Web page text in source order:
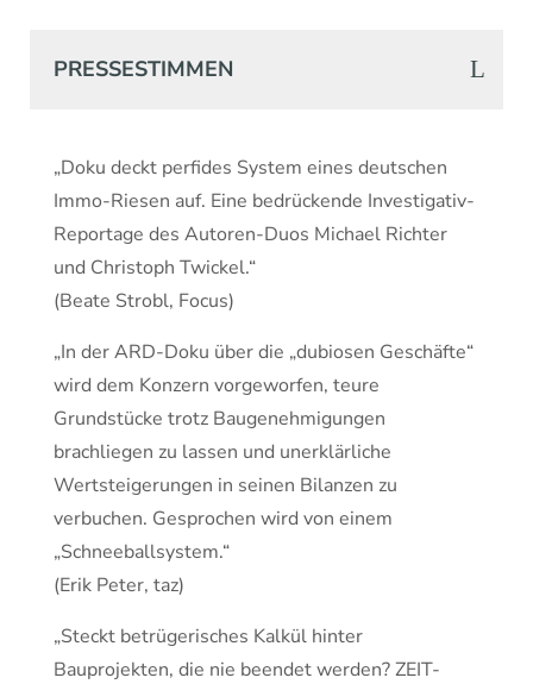
PRESSESTIMMEN
„Doku deckt perfides System eines deutschen
Immo-Riesen auf. Eine bedrückende Investigativ-
Reportage des Autoren-Duos Michael Richter
und Christoph Twickel.“
(Beate Strobl, Focus)
„In der ARD-Doku über die „dubiosen Geschäfte“
wird dem Konzern vorgeworfen, teure
Grundstücke trotz Baugenehmigungen
brachliegen zu lassen und unerklärliche
Wertsteigerungen in seinen Bilanzen zu
verbuchen. Gesprochen wird von einem
„Schneeballsystem.“
(Erik Peter, taz)
„Steckt betrügerisches Kalkül hinter
Bauprojekten, die nie beendet werden? ZEIT-